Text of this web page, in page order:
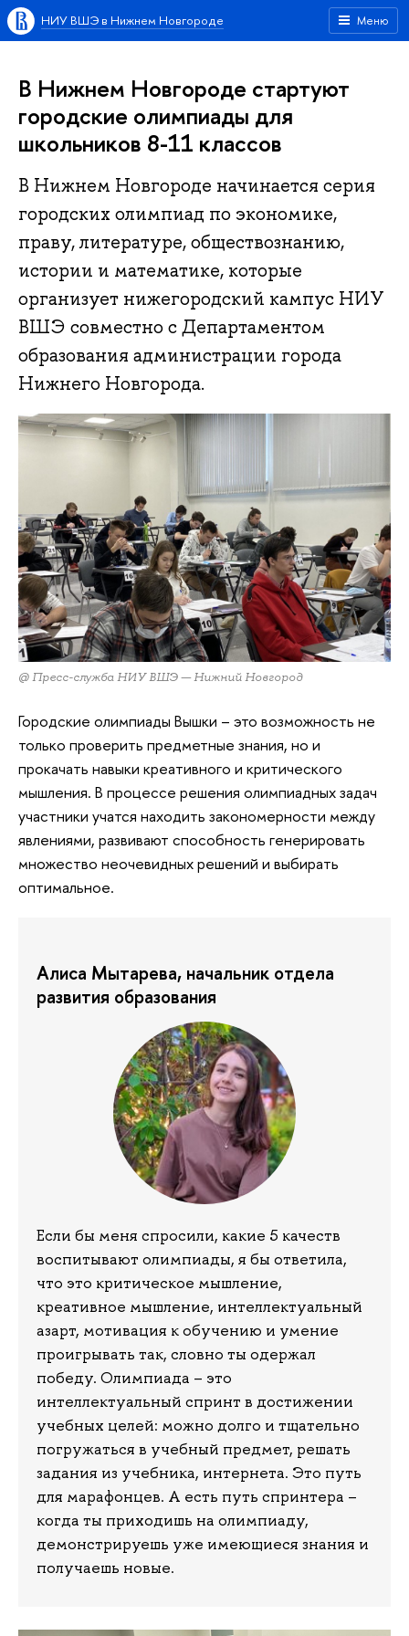
Меню
НИУ ВШЭ в Нижнем Новгороде
В Нижнем Новгороде стартуют
городские олимпиады для
школьников 8-11 классов
В Нижнем Новгороде начинается серия
городских олимпиад по экономике,
праву, литературе, обществознанию,
истории и математике, которые
организует нижегородский кампус НИУ
ВШЭ совместно с Департаментом
образования администрации города
Нижнего Новгорода.
@ Пресс-служба НИУ ВШЭ — Нижний Новгород
Городские олимпиады Вышки – это возможность не
только проверить предметные знания, но и
прокачать навыки креативного и критического
мышления. В процессе решения олимпиадных задач
участники учатся находить закономерности между
явлениями, развивают способность генерировать
множество неочевидных решений и выбирать
оптимальное.
Алиса Мытарева, начальник отдела
развития образования
Если бы меня спросили, какие 5 качеств
воспитывают олимпиады, я бы ответила,
что это критическое мышление,
креативное мышление, интеллектуальный
азарт, мотивация к обучению и умение
проигрывать так, словно ты одержал
победу. Олимпиада – это
интеллектуальный спринт в достижении
учебных целей: можно долго и тщательно
погружаться в учебный предмет, решать
задания из учебника, интернета. Это путь
для марафонцев. А есть путь спринтера –
когда ты приходишь на олимпиаду,
демонстрируешь уже имеющиеся знания и
получаешь новые.